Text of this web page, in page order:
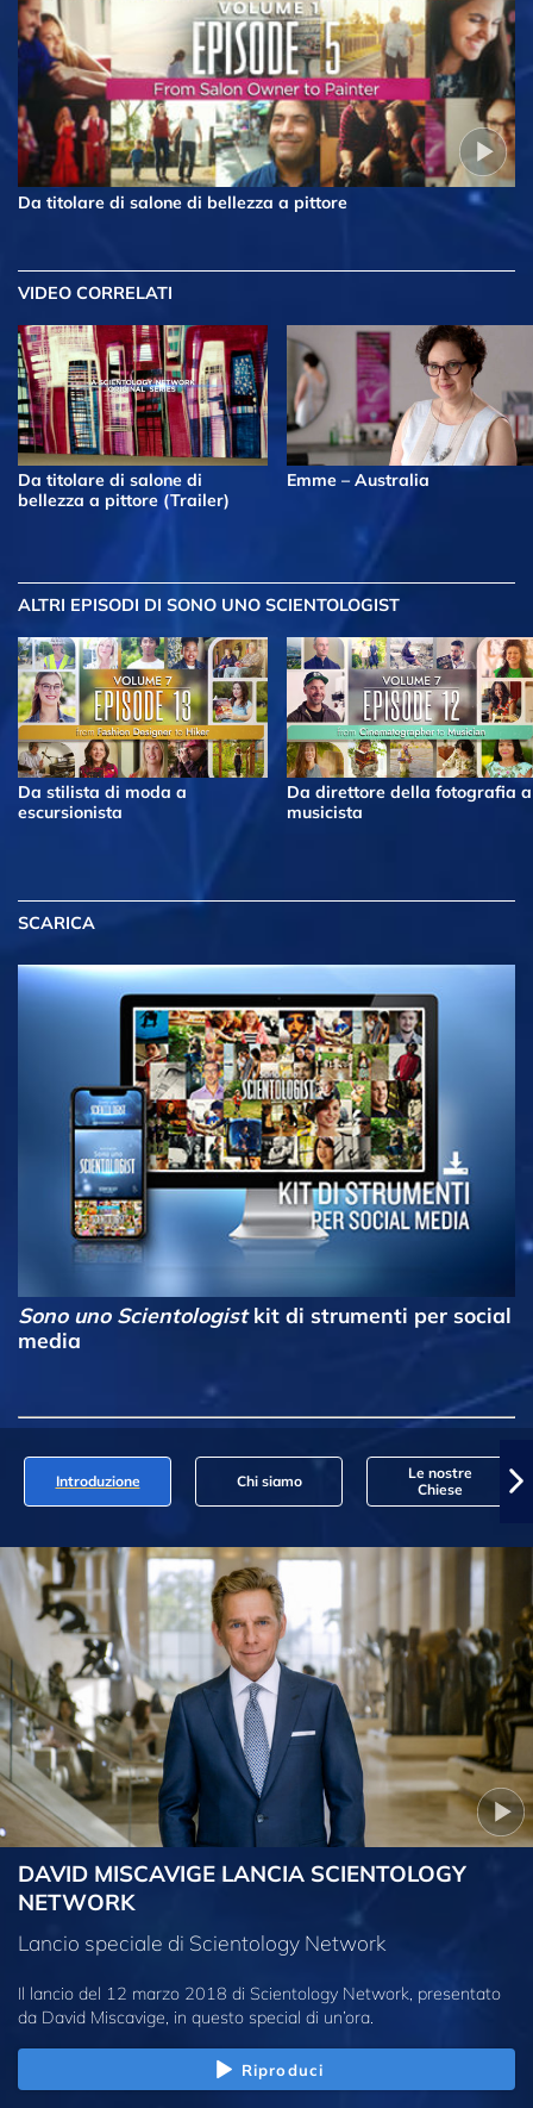
Da titolare di salone di bellezza a pittore
VIDEO CORRELATI
Da titolare di salone di
bellezza a pittore (Trailer)
Emme – Australia
ALTRI EPISODI DI SONO UNO SCIENTOLOGIST
Da stilista di moda a
escursionista
Da direttore della fotografia a
musicista
SCARICA
Sono uno Scientologistkit di strumenti per social
media
Introduzione Chi siamo
Le nostre
Chiese
DAVID MISCAVIGE LANCIA SCIENTOLOGY
NETWORK
Lancio speciale di Scientology Network
Il lancio del 12 marzo 2018 di Scientology Network, presentato
da David Miscavige, in questo special di un’ora.
Riproduci